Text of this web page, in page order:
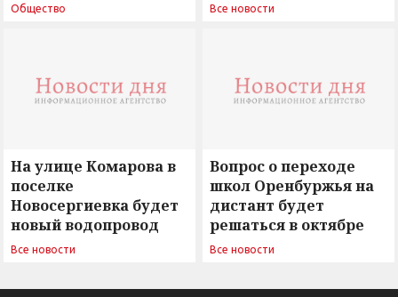
Общество Все новости
На улице Комарова в
поселке
Новосергиевка будет
новый водопровод
Все новости
Вопрос о переходе
школ Оренбуржья на
дистант будет
решаться в октябре
Все новости